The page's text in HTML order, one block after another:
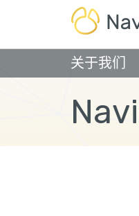
关于我们